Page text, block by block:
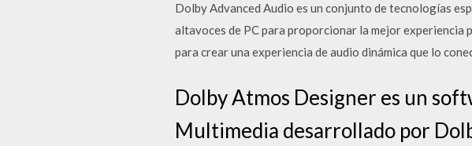
Dolby Advanced Audio es un conjunto de tecnologías
altavoces de PC para proporcionar la mejor
para crear una experiencia de audio dinámica que lo
Dolby Atmos Designer es un
Multimedia desarrollado por